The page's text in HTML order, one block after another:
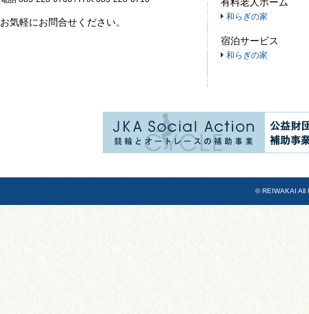
お気軽にお問合せください。 和らぎの家
宿泊サービス
和らぎの家
© REIWAKAI All